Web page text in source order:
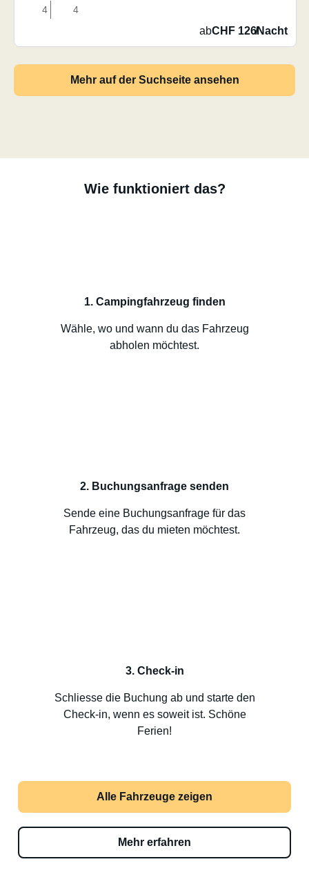
4 4
abCHF 126/Nacht
Mehr auf der Suchseite ansehen
Wie funktioniert das?
1. Campingfahrzeug finden
Wähle, wo und wann du das Fahrzeug
abholen möchtest.
2. Buchungsanfrage senden
Sende eine Buchungsanfrage für das
Fahrzeug, das du mieten möchtest.
3. Check-in
Schliesse die Buchung ab und starte den
Check-in, wenn es soweit ist. Schöne
Ferien!
Alle Fahrzeuge zeigen
Mehr erfahren